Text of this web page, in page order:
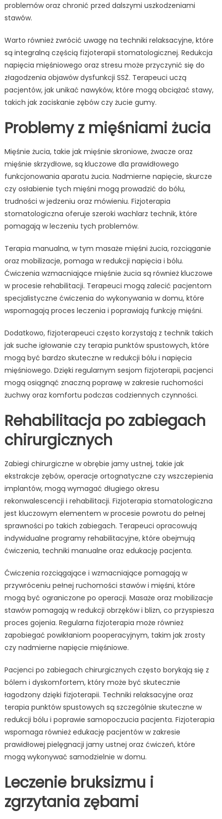
problemów oraz chronić przed dalszymi uszkodzeniami
stawów.
Warto również zwrócić uwagę na techniki relaksacyjne, które
są integralną częścią fizjoterapii stomatologicznej. Redukcja
napięcia mięśniowego oraz stresu może przyczynić się do
złagodzenia objawów dysfunkcji SSŻ. Terapeuci uczą
pacjentów, jak unikać nawyków, które mogą obciążać stawy,
takich jak zaciskanie zębów czy żucie gumy.
Problemy z mięśniami żucia
Mięśnie żucia, takie jak mięśnie skroniowe, żwacze oraz
mięśnie skrzydłowe, są kluczowe dla prawidłowego
funkcjonowania aparatu żucia. Nadmierne napięcie, skurcze
czy osłabienie tych mięśni mogą prowadzić do bólu,
trudności w jedzeniu oraz mówieniu. Fizjoterapia
stomatologiczna oferuje szeroki wachlarz technik, które
pomagają w leczeniu tych problemów.
Terapia manualna, w tym masaże mięśni żucia, rozciąganie
oraz mobilizacje, pomaga w redukcji napięcia i bólu.
Ćwiczenia wzmacniające mięśnie żucia są również kluczowe
w procesie rehabilitacji. Terapeuci mogą zalecić pacjentom
specjalistyczne ćwiczenia do wykonywania w domu, które
wspomagają proces leczenia i poprawiają funkcję mięśni.
Dodatkowo, fizjoterapeuci często korzystają z technik takich
jak suche igłowanie czy terapia punktów spustowych, które
mogą być bardzo skuteczne w redukcji bólu i napięcia
mięśniowego. Dzięki regularnym sesjom fizjoterapii, pacjenci
mogą osiągnąć znaczną poprawę w zakresie ruchomości
żuchwy oraz komfortu podczas codziennych czynności.
Rehabilitacja po zabiegach
chirurgicznych
Zabiegi chirurgiczne w obrębie jamy ustnej, takie jak
ekstrakcje zębów, operacje ortognatyczne czy wszczepienia
implantów, mogą wymagać długiego okresu
rekonwalescencji i rehabilitacji. Fizjoterapia stomatologiczna
jest kluczowym elementem w procesie powrotu do pełnej
sprawności po takich zabiegach. Terapeuci opracowują
indywidualne programy rehabilitacyjne, które obejmują
ćwiczenia, techniki manualne oraz edukację pacjenta.
Ćwiczenia rozciągające i wzmacniające pomagają w
przywróceniu pełnej ruchomości stawów i mięśni, które
mogą być ograniczone po operacji. Masaże oraz mobilizacje
stawów pomagają w redukcji obrzęków i blizn, co przyspiesza
proces gojenia. Regularna fizjoterapia może również
zapobiegać powikłaniom pooperacyjnym, takim jak zrosty
czy nadmierne napięcie mięśniowe.
Pacjenci po zabiegach chirurgicznych często borykają się z
bólem i dyskomfortem, który może być skutecznie
łagodzony dzięki fizjoterapii. Techniki relaksacyjne oraz
terapia punktów spustowych są szczególnie skuteczne w
redukcji bólu i poprawie samopoczucia pacjenta. Fizjoterapia
wspomaga również edukację pacjentów w zakresie
prawidłowej pielęgnacji jamy ustnej oraz ćwiczeń, które
mogą wykonywać samodzielnie w domu.
Leczenie bruksizmu i
zgrzytania zębami